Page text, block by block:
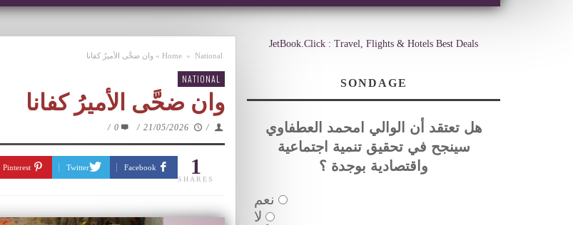
Home » National
» وان ضحَّى الأميرُ كفانا
NATIONAL
وان ضحَّى الأميرُ كفانا
/
21/05/2026
/
0
/
1
SHARES
Facebook
Twitter
Pinterest
JetBook.Click : Travel, Flights & Hotels Best Deals
SONDAGE
هل تعتقد أن الوالي امحمد العطفاوي
سينجح في تحقيق تنمية اجتماعية
واقتصادية بوجدة ؟
نعم
لا